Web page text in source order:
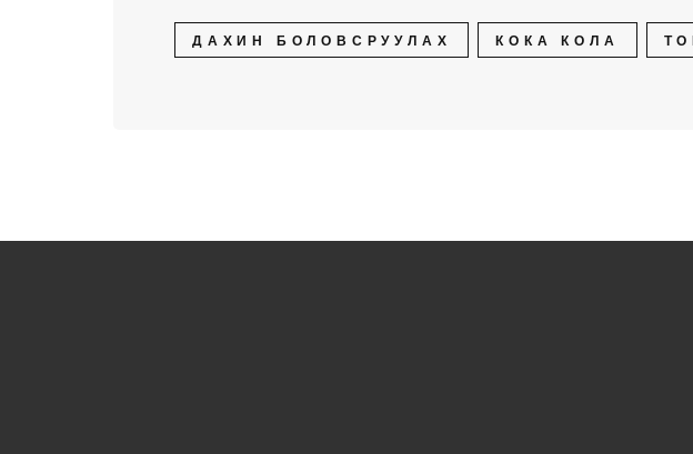
ДАХИН БОЛОВСРУУЛАХ КОКА КОЛА